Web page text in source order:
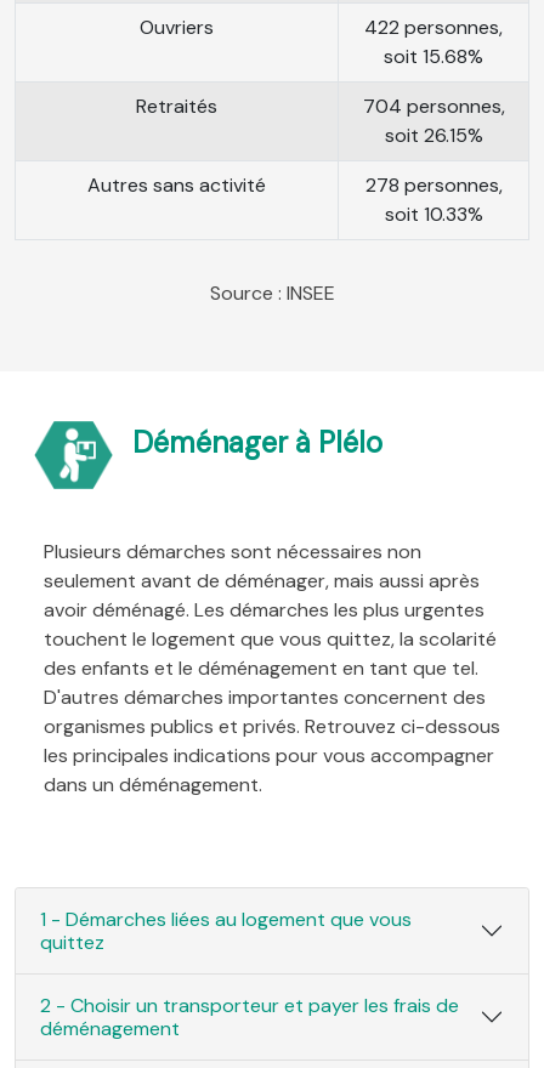
Ouvriers
422 personnes,
soit 15.68%
Retraités
704 personnes,
soit 26.15%
Autres sans activité
278 personnes,
soit 10.33%
Source : INSEE
Déménager à Plélo
Plusieurs démarches sont nécessaires non
seulement avant de déménager, mais aussi après
avoir déménagé. Les démarches les plus urgentes
touchent le logement que vous quittez, la scolarité
des enfants et le déménagement en tant que tel.
D'autres démarches importantes concernent des
organismes publics et privés. Retrouvez ci-dessous
les principales indications pour vous accompagner
dans un déménagement.
1 - Démarches liées au logement que vous
quittez
2 - Choisir un transporteur et payer les frais de
déménagement